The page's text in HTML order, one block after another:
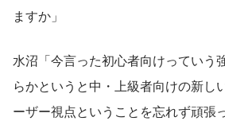
ますか」
水沼「今言った初心者向けっていう
らかというと中・上級者向けの新し
ーザー視点ということを忘れず頑張